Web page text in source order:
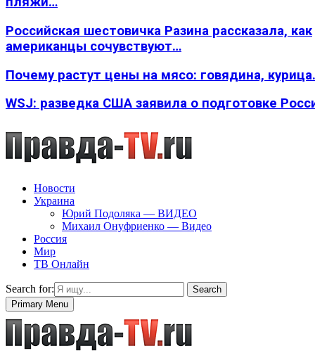
Российская шестовичка Разина рассказала, как
американцы сочувствуют…
Почему растут цены на мясо: говядина,
WSJ: разведка США заявила о подготовке
Новости
Украина
Юрий Подоляка — ВИДЕО
Михаил Онуфриенко — Видео
Россия
Мир
ТВ Онлайн
Search for:
Search
Primary Menu